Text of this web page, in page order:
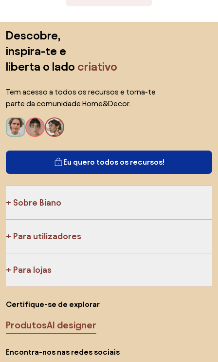
Descobre,
inspira-te e
liberta o lado criativo
Tem acesso a todos os recursos e torna-te
parte da comunidade Home&Decor.
Eu quero todos os recursos!
Sobre Biano
Para utilizadores
Para lojas
Certifique-se de explorar
ProdutosAI designer
Encontra-nos nas redes sociais